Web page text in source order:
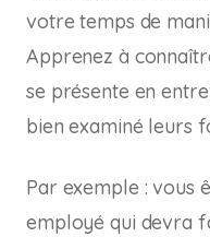
votre temps de
Apprenez à
se présente en
bien examiné leurs
Par exemple : vous
employé qui devra